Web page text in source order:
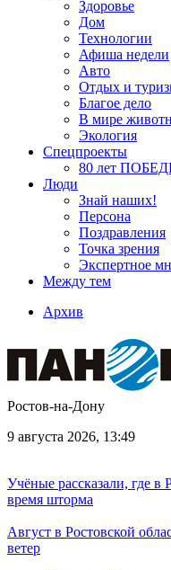
Здоровье
Дом
Технологии
Афиша недели
Авто
Отдых и
Благое дело
В мире
Экология
Спецпроекты
80 лет
Люди
Знай наших!
Персона
Поздравления
Точка зрения
Экспертное
Между тем
Архив
Ростов-на-Дону
9 августа 2026, 13:49
Учёные рассказали, где в
время шторма
Август в Ростовской
ветер